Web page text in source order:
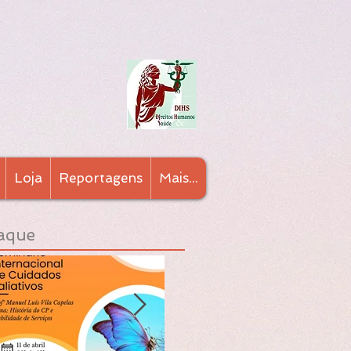
Loja Reportagens Mais...